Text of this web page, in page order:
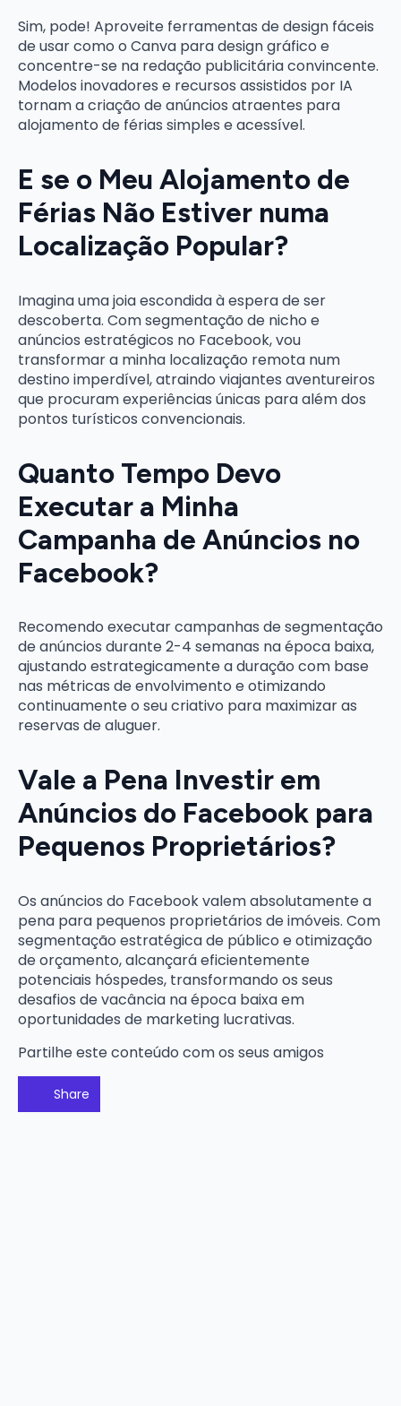
Sim, pode! Aproveite ferramentas de design fáceis
de usar como o Canva para design gráfico e
concentre-se na redação publicitária convincente.
Modelos inovadores e recursos assistidos por IA
tornam a criação de anúncios atraentes para
alojamento de férias simples e acessível.
E se o Meu Alojamento de
Férias Não Estiver numa
Localização Popular?
Imagina uma joia escondida à espera de ser
descoberta. Com segmentação de nicho e
anúncios estratégicos no Facebook, vou
transformar a minha localização remota num
destino imperdível, atraindo viajantes aventureiros
que procuram experiências únicas para além dos
pontos turísticos convencionais.
Quanto Tempo Devo
Executar a Minha
Campanha de Anúncios no
Facebook?
Recomendo executar campanhas de segmentação
de anúncios durante 2-4 semanas na época baixa,
ajustando estrategicamente a duração com base
nas métricas de envolvimento e otimizando
continuamente o seu criativo para maximizar as
reservas de aluguer.
Vale a Pena Investir em
Anúncios do Facebook para
Pequenos Proprietários?
Os anúncios do Facebook valem absolutamente a
pena para pequenos proprietários de imóveis. Com
segmentação estratégica de público e otimização
de orçamento, alcançará eficientemente
potenciais hóspedes, transformando os seus
desafios de vacância na época baixa em
oportunidades de marketing lucrativas.
Partilhe este conteúdo com os seus amigos
Share